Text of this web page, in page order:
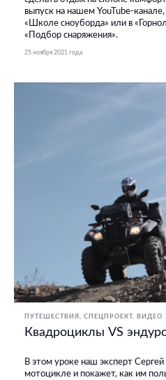
выпуск на нашем YouTube-
«Школе сноуборда» или в
«Подбор снаряжения».
25 ноября 2021 года
ПУТЕШЕСТВИЯ СПЕЦПРОЕКТ ВИДЕО
Квадроциклы VS
В этом уроке наш эксперт
мотоцикле и покажет, как им